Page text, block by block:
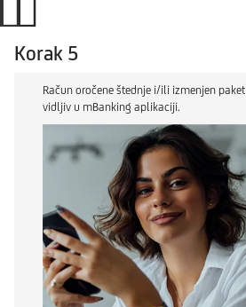
Korak 5
Račun oročene štednje i/ili izmenjen
vidljiv u mBanking aplikaciji.